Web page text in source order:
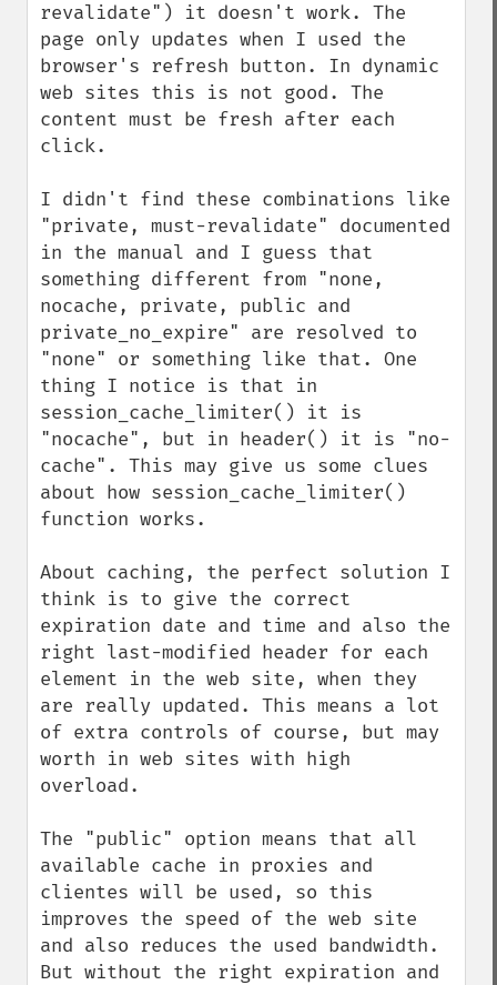
revalidate") it doesn't work. The
page only updates when I used the
browser's refresh button. In dynamic
web sites this is not good. The
content must be fresh after each
click.
I didn't find these combinations like
"private, must-revalidate" documented
in the manual and I guess that
something different from "none,
nocache, private, public and
private_no_expire" are resolved to
"none" or something like that. One
thing I notice is that in
session_cache_limiter() it is
"nocache", but in header() it is "no-
cache". This may give us some clues
about how session_cache_limiter()
function works.
About caching, the perfect solution I
think is to give the correct
expiration date and time and also the
right last-modified header for each
element in the web site, when they
are really updated. This means a lot
of extra controls of course, but may
worth in web sites with high
overload.
The "public" option means that all
available cache in proxies and
clientes will be used, so this
improves the speed of the web site
and also reduces the used bandwidth.
But without the right expiration and